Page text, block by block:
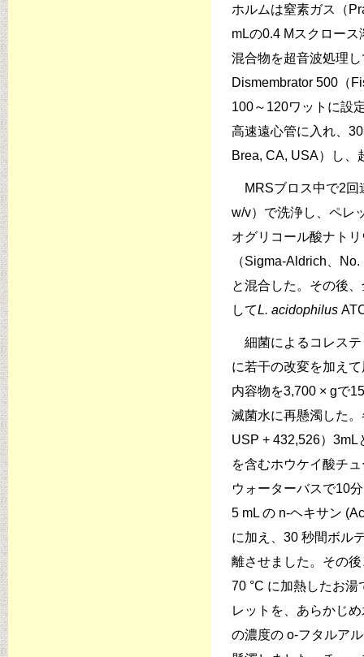
ホルムは窒素ガス（
mLの0.4 Mスクロー
混合物を超音波処理
Dismembrator 500（
100～120ワットに設
高速遠心管に入れ、
Brea, CA, USA）し、
MRSブロス中で2回
w/v）で洗浄し、ペレ
オグリコール酸ナト
（Sigma-Aldrich、
と混合した。その後
してL. acidophilus
細菌によるコレステ
に若干の改変を加え
内容物を3,700 × gで
滅菌水に再懸濁した
USP + 432,526）
を含むホウケイ酸チ
ウォーターバスで10
5 mL の n-ヘキサン
に加え、30 秒間ボル
離させました。その
70 °C に加熱したお
レットを、あらかじ
の濃度の o-フタルア